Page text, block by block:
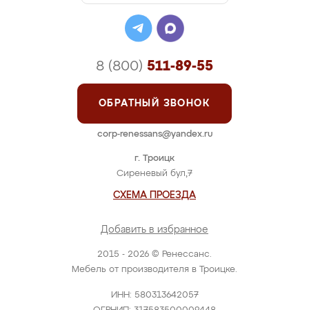
2015 - 2026 © Ренессанс.
Мебель от производителя в Троицке.
ИНН: 580313642057
г. Троицк
Сиреневый бул,7
СХЕМА ПРОЕЗДА
Добавить в избранное
8 (800) 511-89-55
ОБРАТНЫЙ ЗВОНОК
corp-renessans@yandex.ru